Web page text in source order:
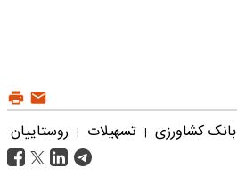
بانک کشاورزی | تسهیلات | روستاییان